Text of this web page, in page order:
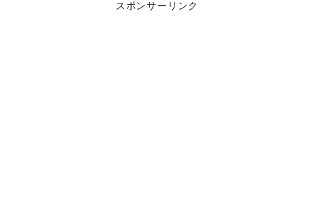
スポンサーリンク